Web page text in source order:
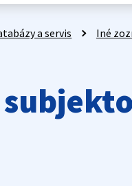
a servis Iné